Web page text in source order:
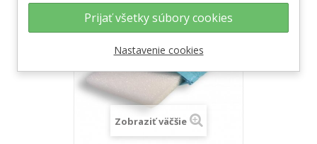
Zobraziť väčšie
Prijať všetky súbory cookies
Nastavenie cookies